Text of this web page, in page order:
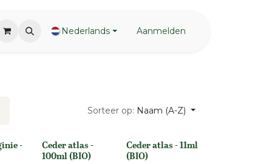
Nederlands Aanmelden
Sorteer op: Naam (A-Z)
- None
Ceder atlas -
100ml (BIO) None
Ceder atlas - 11ml
(BIO)